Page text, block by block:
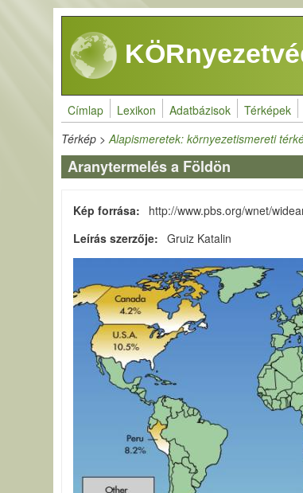
Ugrás a tartalomra
Címlap Lexikon Adatbázisok Térképek
Térkép >Alapismeretek: környezetismereti
Aranytermelés a Földön
Kép forrása
http://www.pbs.org/wnet/
Leírás szerzője
Gruiz Katalin